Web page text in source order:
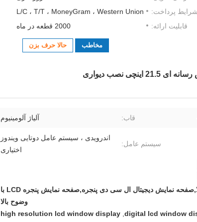
شرایط پرداخت:
L/C ، T/T ، MoneyGram ، Western Union
قابلیت ارائه:
2000 قطعه در ماه
مخاطب حالا حرف بزن
نصب دیواری
قاب: آلیاژ آلومینیوم
سیستم عامل:
اندرویدی ، سیستم عامل دوتایی ویندوز
اختیاری
صفحه نمایش دیجیتال پنجره با وضوح بالا,صفحه نمایش دیجیتال ال سی دی پنجره,صفحه نمایش پنجره LCD با
وضوح بالا
digital lcd window
,
high resolution lcd window display